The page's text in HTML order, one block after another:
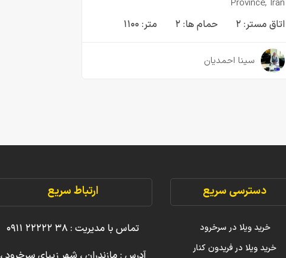
Province, Iran
اتاق مستر: ۲ حمام ها: ۲ متر: ۱۱۰۰
سینا احمدیان
دسترسی سریع
خرید ویلا در سرخرود
خرید ویلا در فریدون کنار
ارتباط سریع
تماس با مدیریت : ۳۸ ۲۲۲۲۲ ۰۹۱۱